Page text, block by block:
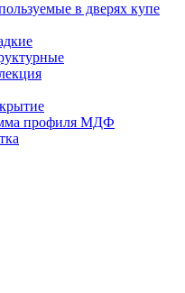
в дверях купе
профиля МДФ